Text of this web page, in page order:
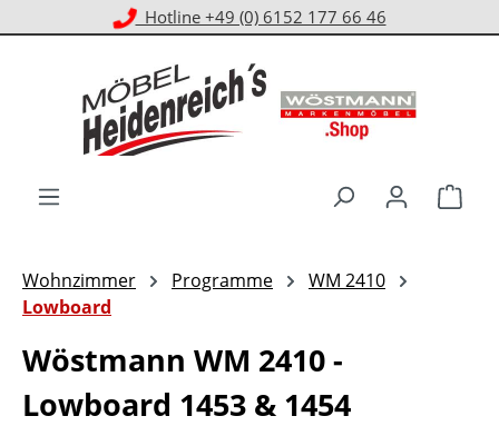
Zum Hauptinhalt springen
Kostenloser Versand ab 1.000 € EKwert**
Wohnzimmer Programme
WM 2410
Lowboard
Wöstmann WM 2410 -
Lowboard 1453 & 1454